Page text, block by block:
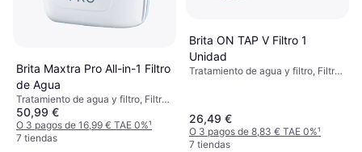
Brita Maxtra Pro All-in-1 Filtro
de Agua
Tratamiento de agua y filtro, Filtro
de agua
50,99 €
O 3 pagos de 16,99 € TAE 0%¹
7 tiendas
Brita ON TAP V Filtro 1
Unidad
Tratamiento de agua y filtro, Filtro
26,49 €
O 3 pagos de 8,83 € TAE 0%¹
7 tiendas